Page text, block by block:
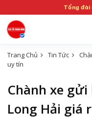
Tổng đài
Trang Chủ Tin Tức
uy tín
Chành xe gửi
Long Hải giá